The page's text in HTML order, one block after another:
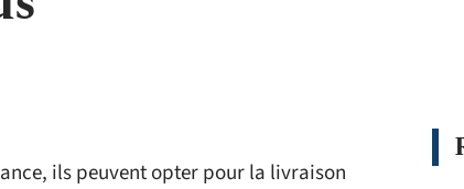
ils peuvent opter pour la livraison